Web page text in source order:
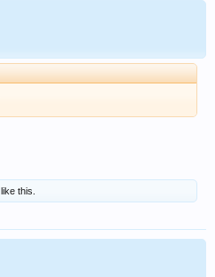
like this.